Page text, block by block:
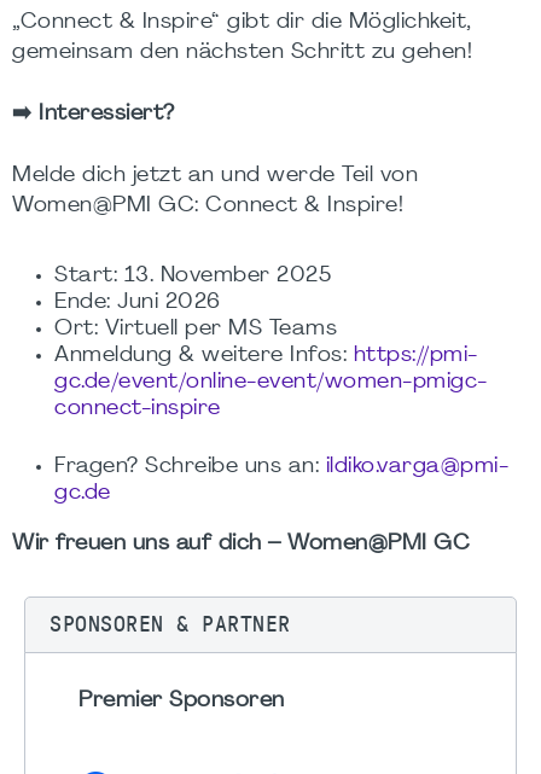
„Connect & Inspire“ gibt dir die Möglichkeit,
gemeinsam den nächsten Schritt zu gehen!
➡️ Interessiert?
Melde dich jetzt an und werde Teil von
Women@PMI
GC: Connect & Inspire!
Start: 13. November 2025
Ende: Juni 2026
Ort: Virtuell per MS Teams
Anmeldung & weitere Infos: https://pmi-
gc.de/event/online-event/women-pmigc-
connect-inspire
Fragen? Schreibe uns an: ildiko.varga@pmi-
gc.de
Wir freuen uns auf dich – Women@PMI GC
SPONSOREN & PARTNER
Premier Sponsoren